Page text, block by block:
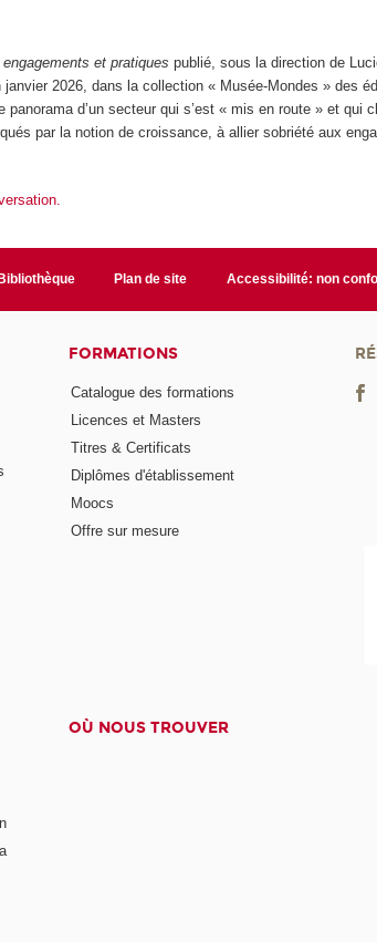
et pratiquespublié, sous la direction de
janvier 2026, dans la collection « Musée-Mondes » des
d’un secteur qui s’est « mis en route » et qui
par la notion de croissance, à allier sobriété aux
Bibliothèque Plan de site Accessibilité: non
FORMATIONS
Catalogue des formations
Licences et Masters
Titres & Certificats
Diplômes d'établissement
Moocs
Offre sur mesure
OÙ NOUS TROUVER